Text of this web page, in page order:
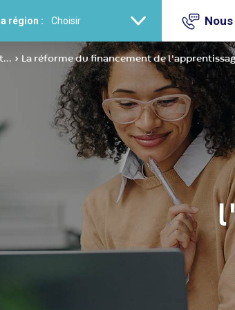
région :
La réforme du financement de